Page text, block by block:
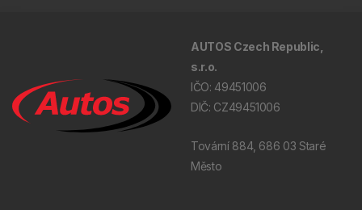
AUTOS Czech Republic,
s.r.o.
IČO: 49451006
DIČ: CZ49451006
Tovární 884, 686 03 Staré
Město